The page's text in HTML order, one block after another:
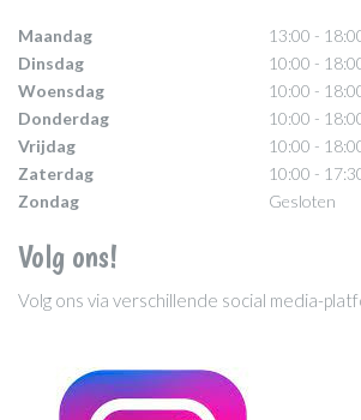
Maandag
13:00 -
Dinsdag
10:00 -
Woensdag
10:00 -
Donderdag
10:00 -
Vrijdag
10:00 -
Zaterdag
10:00 -
Zondag
Gesloten
Volg ons!
Volg ons via verschillende social media-